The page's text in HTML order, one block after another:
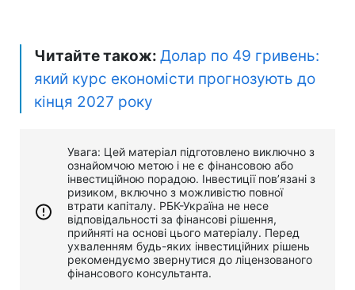
Читайте також: Долар по 49 гривень:
який курс економісти прогнозують до
кінця 2027 року
Увага: Цей матеріал підготовлено виключно з
ознайомчою метою і не є фінансовою або
інвестиційною порадою. Інвестиції пов’язані з
ризиком, включно з можливістю повної
втрати капіталу. РБК-Україна не несе
відповідальності за фінансові рішення,
прийняті на основі цього матеріалу. Перед
ухваленням будь-яких інвестиційних рішень
рекомендуємо звернутися до ліцензованого
фінансового консультанта.